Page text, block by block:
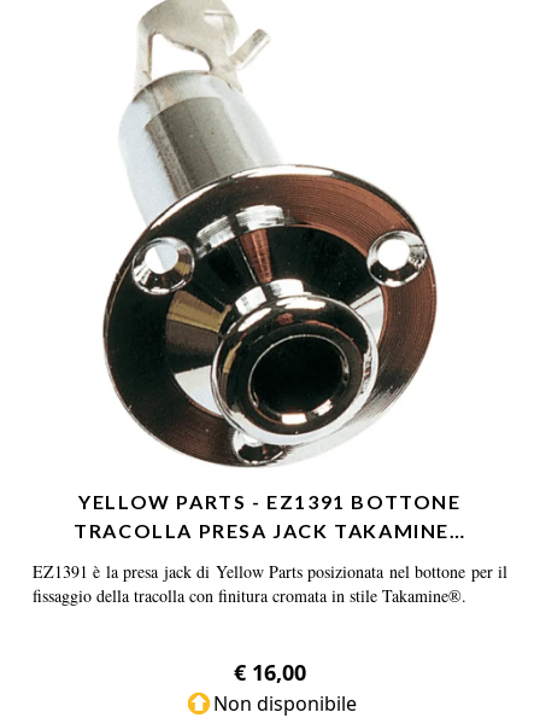
YELLOW PARTS - EZ1391 BOTTONE
TRACOLLA PRESA JACK TAKAMINE…
EZ1391 è la presa jack di Yellow Parts posizionata nel bottone per il
fissaggio della tracolla con finitura cromata in stile Takamine®.
€ 16,00
Non disponibile